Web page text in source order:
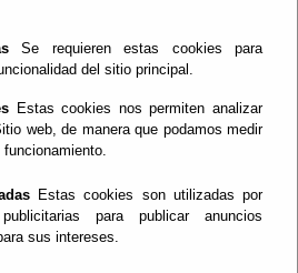
Se requieren estas cookies para
del sitio principal.
Estas cookies nos permiten analizar
web, de manera que podamos medir
Estas cookies son utilizadas por
para publicar anuncios
sus intereses.
03:23:11
Sab, 8 Agosto 2026
Documentos